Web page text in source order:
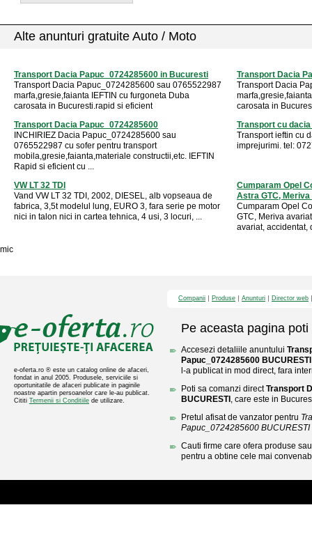
Alte anunturi gratuite Auto / Moto
Transport Dacia Papuc_0724285600 in Bucuresti
Transport Dacia Papuc_0724285600 sau 0765522987
marfa,gresie,faianta IEFTIN cu furgoneta Duba
carosata in Bucuresti.rapid si eficient
Transport Dacia
Transport Dacia
carosata in
Transport Dacia Papuc_0724285600
INCHIRIEZ Dacia Papuc_0724285600 sau
0765522987 cu sofer pentru transport
mobila,gresie,faianta,materiale constructii,etc. IEFTIN
Rapid si eficient cu ...
Transport cu
Transport ieftin cu
imprejurimi. tel:
VW LT 32 TDI
Vand VW LT 32 TDI, 2002, DIESEL, alb vopseaua de
fabrica, 3,5t modelul lung, EURO 3, fara serie pe motor
nici in talon nici in cartea tehnica, 4 usi, 3 locuri, ...
Cumparam Opel
Astra GTC, Meriva
Cumparam Opel
GTC, Meriva
avariat, accidentat,
mic
e-oferta.ro ® este un catalog online de afaceri,
fondat in anul 2005. Produsele, serviciile si
oportunitatile de afaceri publicate in paginile
noastre apartin persoanelor care le-au publicat.
Cititi Termenii si Conditiile de utilizare.
Companii Produse Anunturi Director web
Pe aceasta pagina poti
Accesezi detaliile anuntului
Papuc_0724285600 BUCURESTI
l-a publicat in mod direct, fara
Poti sa comanzi directTransport
BUCURESTI , care este in
Pretul afisat de vanzator pentru
Papuc_0724285600 BUCURESTI
Cauti firme care ofera produse
pentru a obtine cele mai